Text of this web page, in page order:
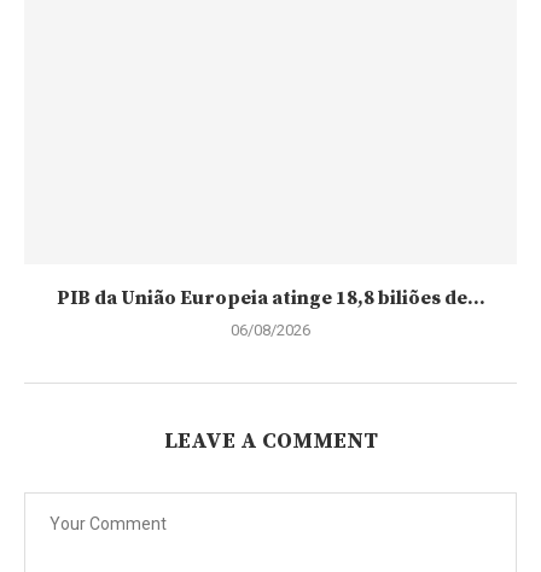
PIB da União Europeia atinge 18,8 biliões de...
06/08/2026
LEAVE A COMMENT